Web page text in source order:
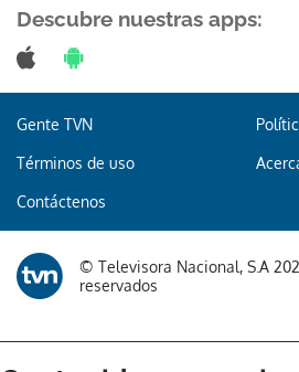
Descubre nuestras apps:
Gente TVN
Términos de uso
Contáctenos
© Televisora Nacional, S.A
reservados